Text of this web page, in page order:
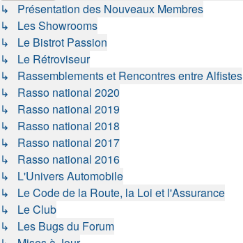
↳ Présentation des Nouveaux Membres
↳ Les Showrooms
↳ Le Bistrot Passion
↳ Le Rétroviseur
↳ Rassemblements et Rencontres entre Alfistes
↳ Rasso national 2020
↳ Rasso national 2019
↳ Rasso national 2018
↳ Rasso national 2017
↳ Rasso national 2016
↳ L'Univers Automobile
↳ Le Code de la Route, la Loi et l'Assurance
↳ Le Club
↳ Les Bugs du Forum